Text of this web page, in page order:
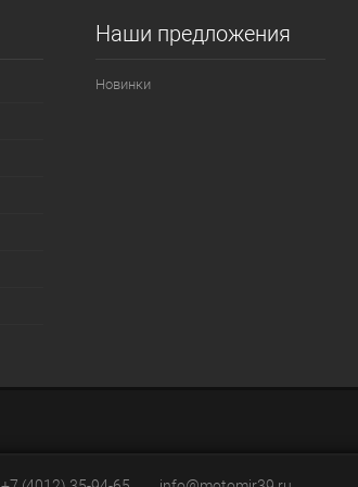
Наши предложения
Новинки